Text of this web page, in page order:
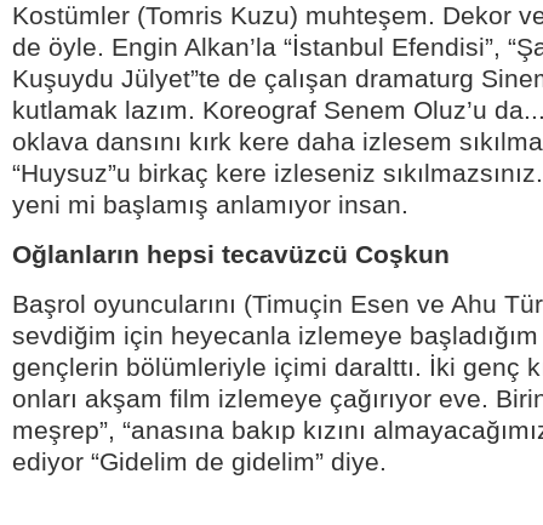
Kostümler (Tomris Kuzu) muhteşem. Dekor
de öyle. Engin Alkan’la “İstanbul Efendisi”,
Kuşuydu Jülyet”te de çalışan dramaturg
kutlamak lazım. Koreograf Senem Oluz’u
oklava dansını kırk kere daha izlesem
“Huysuz”u birkaç kere izleseniz
yeni mi başlamış anlamıyor insan.
Oğlanların hepsi tecavüzcü Coşkun
Başrol oyuncularını (Timuçin Esen ve Ahu
sevdiğim için heyecanla izlemeye başladığım
gençlerin bölümleriyle içimi daralttı. İki genç
onları akşam film izlemeye çağırıyor eve.
meşrep”, “anasına bakıp kızını
ediyor “Gidelim de gidelim” diye.